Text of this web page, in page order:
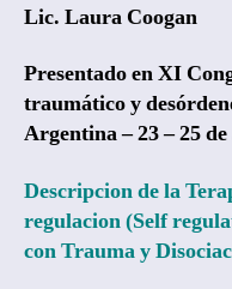
Lic. Laura Coogan
Presentado en XI
traumático y
Argentina – 23 – 25
Descripcion de la
regulacion (Self
con Trauma y